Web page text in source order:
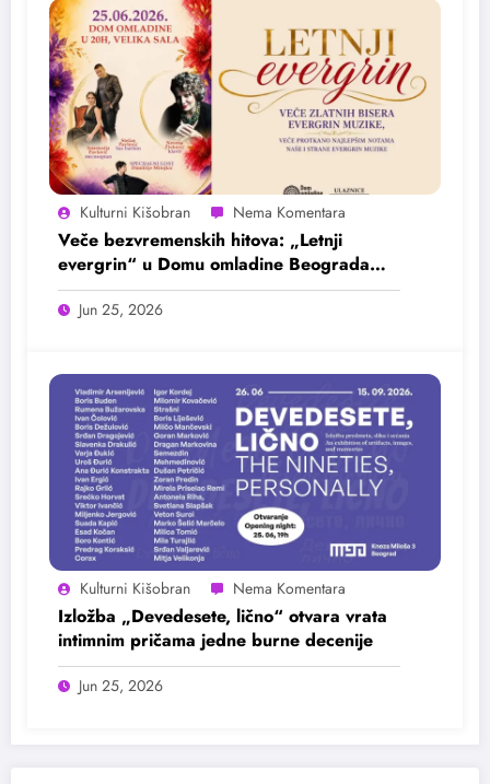
Kulturni Kišobran
Veče bezvremenskih hitova: „Letnji
evergrin“ u Domu omladine Beograda
25. juna
Jun 25, 2026
Kulturni Kišobran
Izložba „Devedesete, lično“ otvara vrata
intimnim pričama jedne burne decenije
Jun 25, 2026